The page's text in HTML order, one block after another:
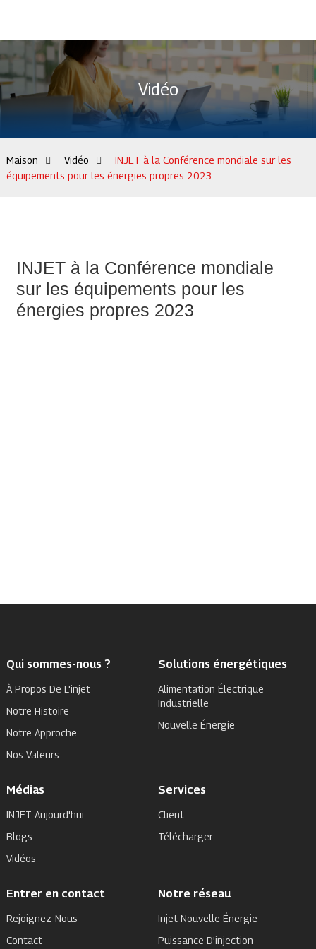
Vidéo
Maison Vidéo
INJET à la Conférence mondiale sur les
équipements pour les énergies propres 2023
INJET à la Conférence mondiale
sur les équipements pour les
énergies propres 2023
Qui sommes-nous ?
À Propos De L'injet
Notre Histoire
Notre Approche
Nos Valeurs
Solutions énergétiques
Alimentation Électrique
Industrielle
Nouvelle Énergie
Médias
INJET Aujourd'hui
Blogs
Vidéos
Services
Client
Télécharger
Entrer en contact
Rejoignez-Nous
Contact
Notre réseau
Injet Nouvelle Énergie
Puissance D'injection